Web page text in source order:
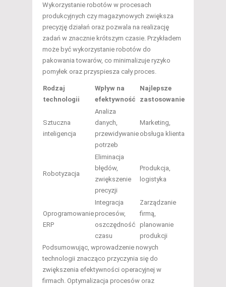
Wykorzystanie robotów w procesach
produkcyjnych czy magazynowych zwiększa
precyzję działań oraz pozwala na realizację
zadań w znacznie krótszym czasie. Przykładem
może być wykorzystanie robotów do
pakowania towarów, co minimalizuje ryzyko
pomyłek oraz przyspiesza cały proces.
Rodzaj
technologii
Wpływ na
efektywność
Najlepsze
zastosowanie
Sztuczna
inteligencja
Analiza
danych,
przewidywanie
potrzeb
Marketing,
obsługa klienta
Robotyzacja
Eliminacja
błędów,
zwiększenie
precyzji
Produkcja,
logistyka
Oprogramowanie
ERP
Integracja
procesów,
oszczędność
czasu
Zarządzanie
firmą,
planowanie
produkcji
Podsumowując, wprowadzenie nowych
technologii znacząco przyczynia się do
zwiększenia efektywności operacyjnej w
firmach. Optymalizacja procesów oraz